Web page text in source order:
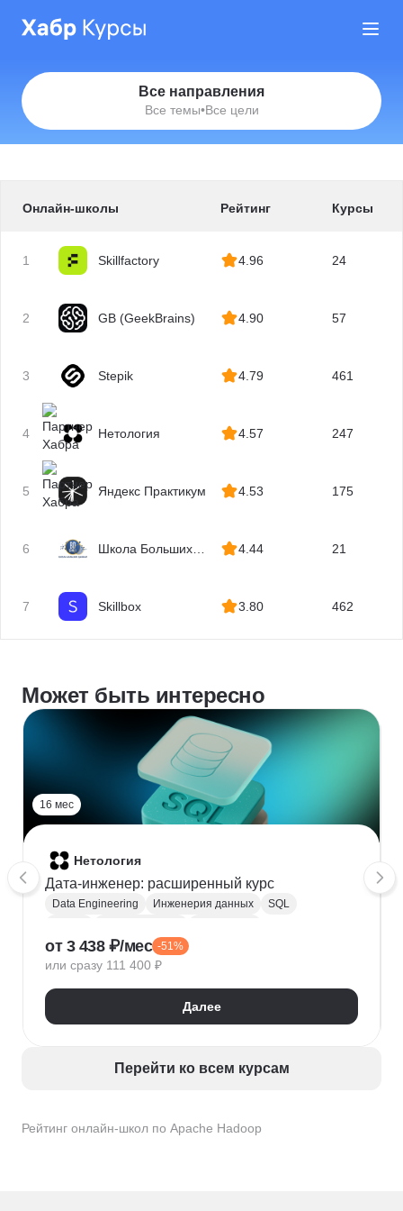
Все направления
Все темы•Все цели
Рейтинг онлайн-школ по Apache Hadoop
Онлайн-школы Рейтинг Курсы
1 Skillfactory 4.96 24
2 GB (GeekBrains) 4.90 57
3 Stepik 4.79 461
4 Нетология 4.57 247
5 Яндекс Практикум 4.53 175
6
Школа Больших
4.44 21
7 Skillbox 3.80 462
Может быть интересно
16 мес
Нетология
Дата-инженер: расширенный курс
Data Engineering Инженерия данных
SQL
Apache Airflow
Apache NiFi
ClickHouse
ETL DWH
Redis
Извлечение данных
Kafka Streams DSL
Нейронные сети
от 3 438 ₽/мес -51%
или сразу 111 400 ₽
Далее
Перейти ко всем курсам